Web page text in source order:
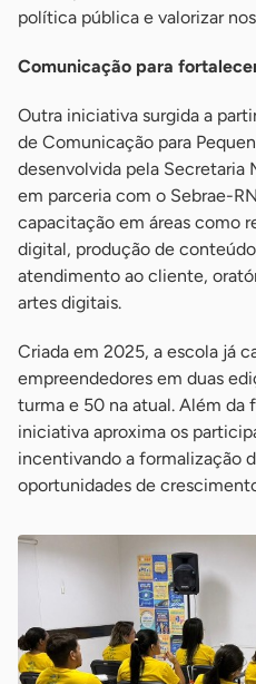
política pública e valorizar
Comunicação para
Outra iniciativa surgida a
de Comunicação para
desenvolvida pela
em parceria com o Sebrae-
capacitação em áreas como
digital, produção de
atendimento ao cliente,
artes digitais.
Criada em 2025, a escola já
empreendedores em duas
turma e 50 na atual. Além da
iniciativa aproxima os
incentivando a formalização
oportunidades de